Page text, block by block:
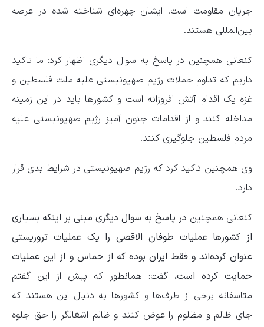
جریان مقاومت است. ایشان چهره‌ای شناخته شده در عرصه
بین‌المللی هستند.
کنعانی همچنین در پاسخ به سوال دیگری اظهار کرد: ما تاکید
داریم که تداوم حملات رژیم صهیونیستی علیه ملت فلسطین و
غزه یک اقدام آتش افروزانه است و کشورها باید در این زمینه
مداخله کنند و از اقدامات جنون آمیز رژیم صهیونیستی علیه
مردم فلسطین جلوگیری کنند.
وی همچنین تاکید کرد که رژیم صهیونیستی در شرایط بدی قرار
دارد.
کنعانی همچنین در پاسخ به سوال دیگری مبنی بر اینکه بسیاری
از کشورها عملیات طوفان الاقصی را یک عملیات تروریستی
عنوان کرده‌اند و فقط ایران بوده که از حماس و از این عملیات
حمایت کرده است، گفت: همانطور که پیش از این گفتم
متاسفانه برخی از طرف‌ها و کشورها به دنبال این هستند که
جای ظالم و مظلوم را عوض کنند و ظالم اشغالگر را حق جلوه